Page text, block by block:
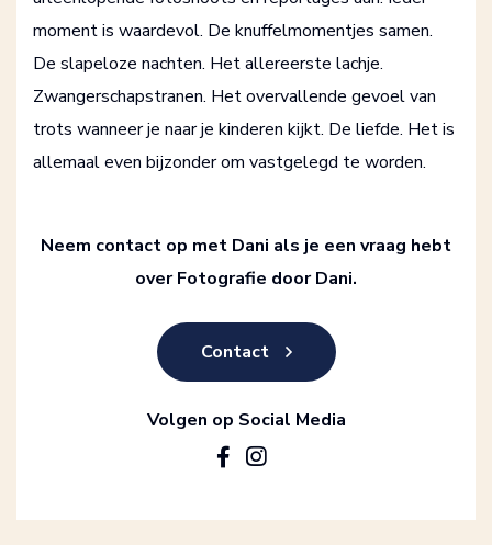
moment is waardevol. De knuffelmomentjes samen.
De slapeloze nachten. Het allereerste lachje.
Zwangerschapstranen. Het overvallende gevoel van
trots wanneer je naar je kinderen kijkt. De liefde. Het is
allemaal even bijzonder om vastgelegd te worden.
Neem contact op met Dani als je een vraag hebt
over Fotografie door Dani.
Contact
Volgen op Social Media